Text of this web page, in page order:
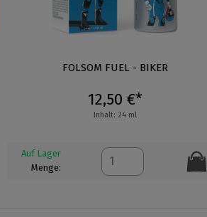
FOLSOM FUEL - BIKER
12,50 €*
Inhalt: 24 ml
Auf Lager
Menge: